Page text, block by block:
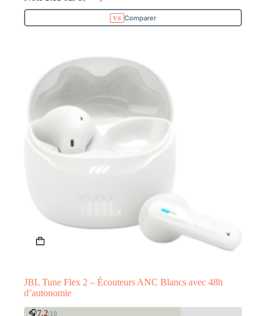
Comparer
JBL Tune Flex 2 – Écouteurs ANC Blancs avec 48h
d’autonomie
🎧7.2/10